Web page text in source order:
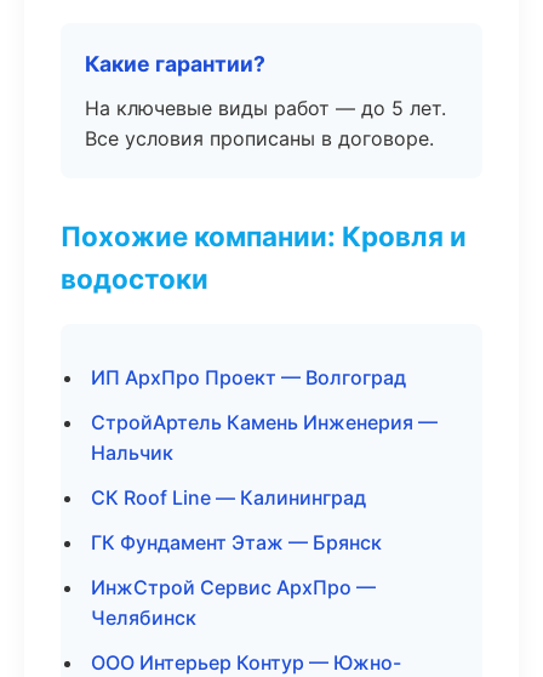
Какие гарантии?
На ключевые виды работ — до 5 лет.
Все условия прописаны в договоре.
Похожие компании: Кровля и
водостоки
ИП АрхПро Проект — Волгоград
СтройАртель Камень Инженерия —
Нальчик
СК Roof Line — Калининград
ГК Фундамент Этаж — Брянск
ИнжСтрой Сервис АрхПро —
Челябинск
ООО Интерьер Контур — Южно-